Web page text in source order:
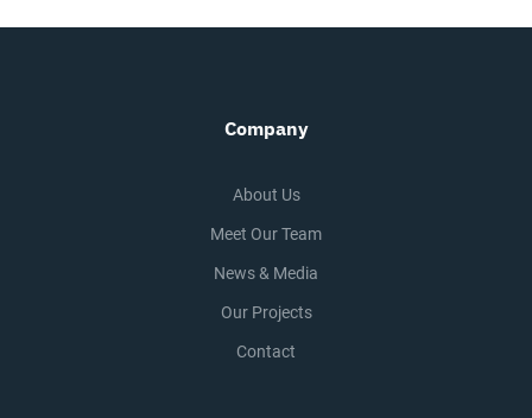
Company
About Us
Meet Our Team
News & Media
Our Projects
Contact